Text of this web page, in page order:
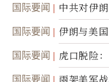
国际要闻
中共对伊
接技术转让
国际要闻 伊朗与美
国际要闻 虎口脱险
国际要闻